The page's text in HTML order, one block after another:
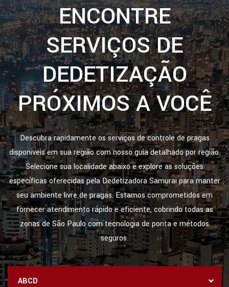
ENCONTRE
SERVIÇOS DE
DEDETIZAÇÃO
PRÓXIMOS A VOCÊ
Descubra rapidamente os serviços de controle de pragas
disponíveis em sua região com nosso guia detalhado por região.
Selecione sua localidade abaixo e explore as soluções
específicas oferecidas pela Dedetizadora Samurai para manter
seu ambiente livre de pragas. Estamos comprometidos em
fornecer atendimento rápido e eficiente, cobrindo todas as
zonas de São Paulo com tecnologia de ponta e métodos
seguros.
ABCD